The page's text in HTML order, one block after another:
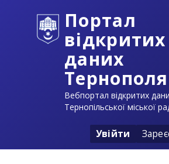
Портал
відкритих
даних
Тернополя
Вебпортал відкритих
Тернопільської міської
Увійти